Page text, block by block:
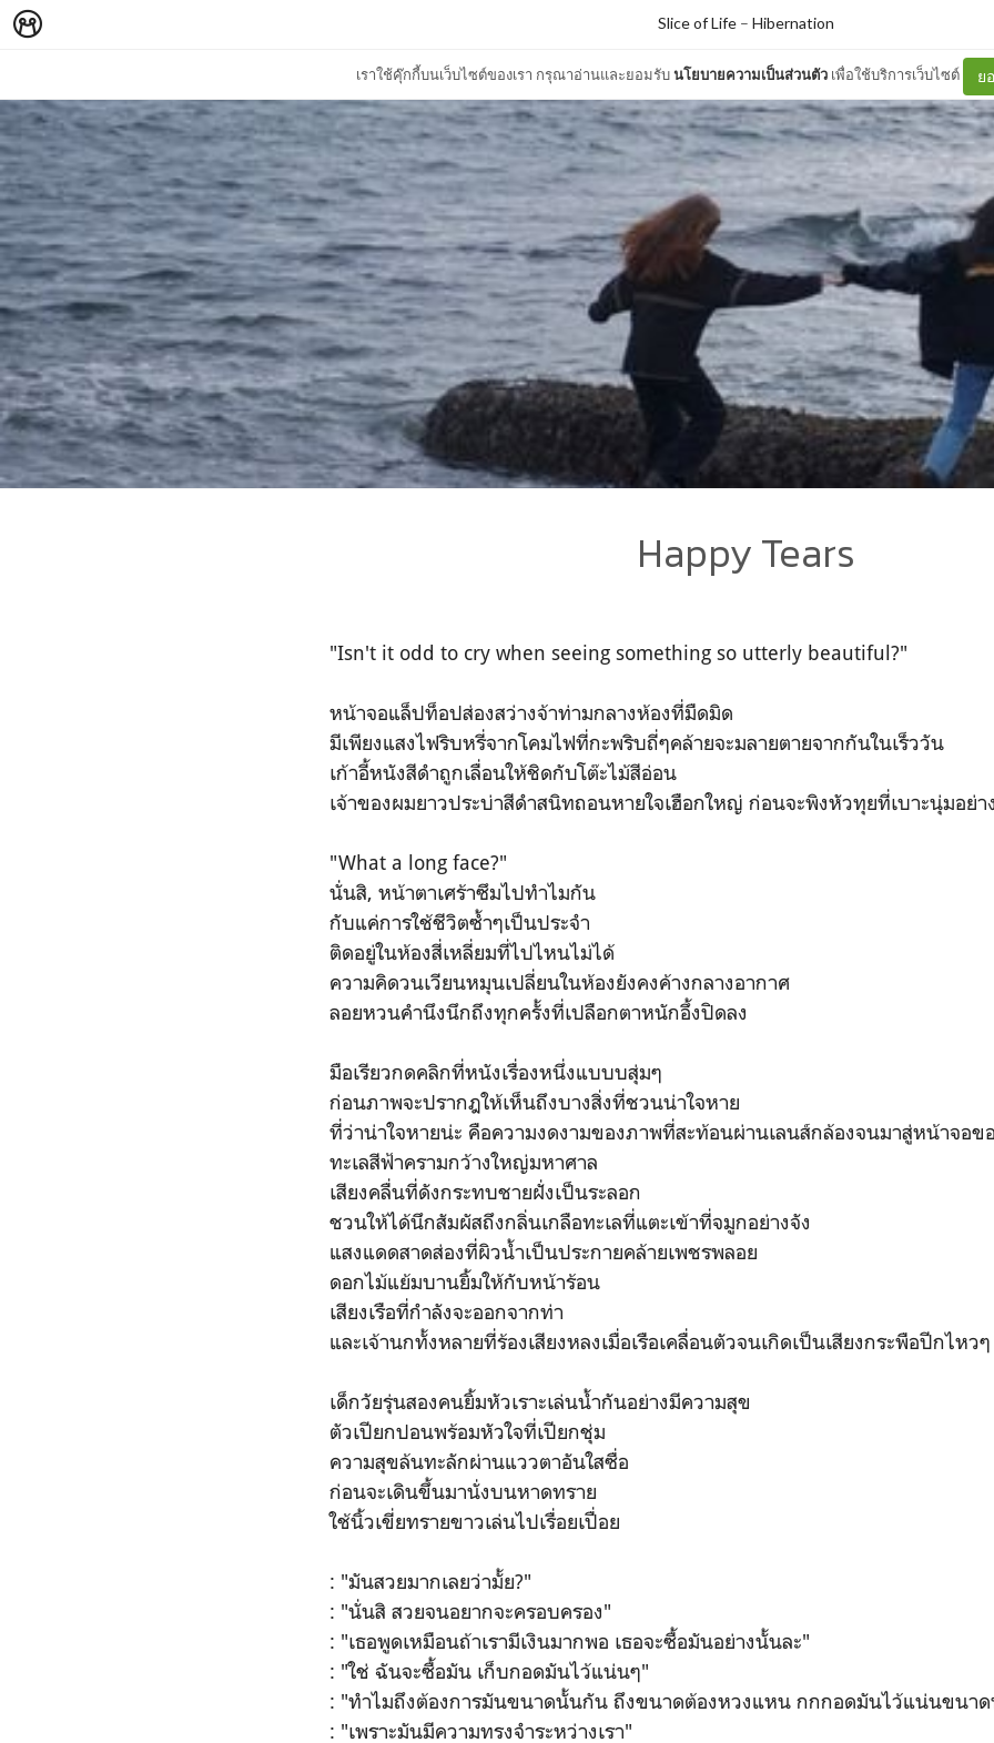
เราใช้คุ๊กกี้บนเว็บไซต์ของเรา กรุณาอ่านและยอมรับนโยบายความเป็นส่วนตัว เพื่อใช้บริการเว็บไซต์ ย
Slice of Life– Hibernation
Happy Tears
"Isn't it odd to cry when seeing something so utterly beautiful?"
หน้าจอแล็ปท็อปส่องสว่างจ้าท่ามกลางห้องที่มืดมิด
มีเพียงแสงไฟริบหรี่จากโคมไฟที่กะพริบถี่ๆคล้ายจะมลายตายจากกันในเร็ววัน
เก้าอี้หนังสีดำถูกเลื่อนให้ชิดกับโต๊ะไม้สีอ่อน
เจ้าของผมยาวประบ่าสีดำสนิทถอนหายใจเฮือกใหญ่ ก่อนจะพิงหัวทุยที่เบาะนุ่มอย่า
"What a long face?"
นั่นสิ, หน้าตาเศร้าซึมไปทำไมกัน
กับแค่การใช้ชีวิตซ้ำๆเป็นประจำ
ติดอยู่ในห้องสี่เหลี่ยมที่ไปไหนไม่ได้
ความคิดวนเวียนหมุนเปลี่ยนในห้องยังคงค้างกลางอากาศ
ลอยหวนคำนึงนึกถึงทุกครั้งที่เปลือกตาหนักอึ้งปิดลง
มือเรียวกดคลิกที่หนังเรื่องหนึ่งแบบบสุ่มๆ
ก่อนภาพจะปรากฎให้เห็นถึงบางสิ่งที่ชวนน่าใจหาย
ที่ว่าน่าใจหายน่ะ คือความงดงามของภาพที่สะท้อนผ่านเลนส์กล้องจนมาสู่หน้าจอข
ทะเลสีฟ้าครามกว้างใหญ่มหาศาล
เสียงคลื่นที่ดังกระทบชายฝั่งเป็นระลอก
ชวนให้ได้นึกสัมผัสถึงกลิ่นเกลือทะเลที่แตะเข้าที่จมูกอย่างจัง
แสงแดดสาดส่องที่ผิวน้ำเป็นประกายคล้ายเพชรพลอย
ดอกไม้แย้มบานยิ้มให้กับหน้าร้อน
เสียงเรือที่กำลังจะออกจากท่า
และเจ้านกทั้งหลายที่ร้องเสียงหลงเมื่อเรือเคลื่อนตัวจนเกิดเป็นเสียงกระพือปีกไหวๆ
เด็กวัยรุ่นสองคนยิ้มหัวเราะเล่นน้ำกันอย่างมีความสุข
ตัวเปียกปอนพร้อมหัวใจที่เปียกชุ่ม
ความสุขล้นทะลักผ่านแววตาอันใสซื่อ
ก่อนจะเดินขึ้นมานั่งบนหาดทราย
ใช้นิ้วเขี่ยทรายขาวเล่นไปเรื่อยเปื่อย
: "มันสวยมากเลยว่ามั้ย?"
: "นั่นสิ สวยจนอยากจะครอบครอง"
: "เธอพูดเหมือนถ้าเรามีเงินมากพอ เธอจะซื้อมันอย่างนั้นละ"
: "ใช่ ฉันจะซื้อมัน เก็บกอดมันไว้แน่นๆ"
: "ทำไมถึงต้องการมันขนาดนั้นกัน ถึงขนาดต้องหวงแหน กกกอดมันไว้แน่นขนาด
: "เพราะมันมีความทรงจำระหว่างเรา"